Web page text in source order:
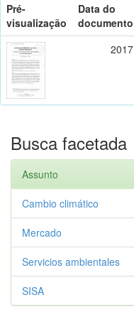
Pré-
visualização
Data do
documento
2017
Busca facetada
Assunto
Cambio climático
Mercado
Servicios ambientales
SISA